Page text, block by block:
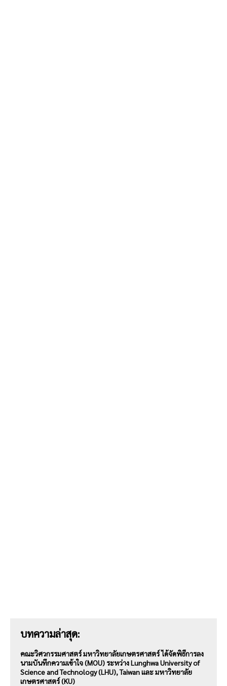
บทความล่าสุด:
คณะวิศวกรรมศาสตร์ มหาวิทยาลัยเกษตรศาสตร์ ได้จัดพิธีการลง
นามบันทึกความเข้าใจ (MOU) ระหว่าง Lunghwa University of
Science and Technology (LHU), Taiwan และ มหาวิทยาลัย
เกษตรศาสตร์ (KU)